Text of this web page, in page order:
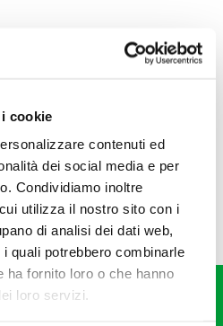
cookie
contenuti ed
dei social media e per
Condividiamo inoltre
utilizza il nostro sito con i
di analisi dei dati web,
quali potrebbero combinarle
ha fornito loro o che hanno
loro servizi.